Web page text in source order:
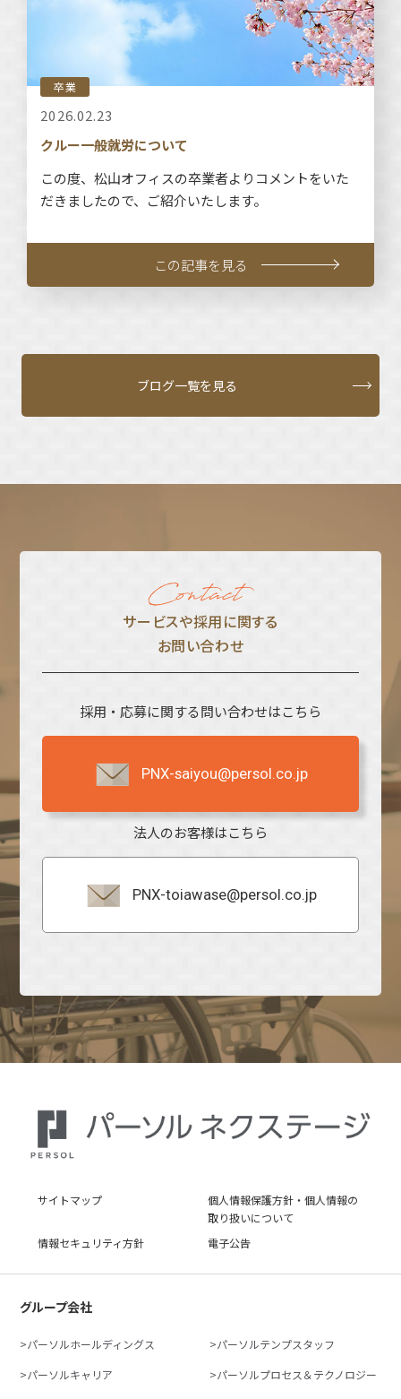
卒業
2026.02.23
クルー一般就労について
この度、松山オフィスの卒業者よりコメントをいた
だきましたので、ご紹介いたします。
この記事を見る
ブログ一覧を見る
サービスや採⽤に関する
お問い合わせ
採用・応募に関する問い合わせはこちら
PNX-saiyou@persol.co.jp
法人のお客様はこちら
PNX-toiawase@persol.co.jp
サイトマップ
個人情報保護方針・個人情報の
取り扱いについて
情報セキュリティ方針
電子公告
グループ会社
パーソルホールディングス
パーソルテンプスタッフ
パーソルキャリア
パーソルプロセス＆テクノロジー